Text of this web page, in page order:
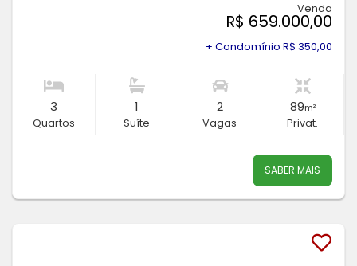
Venda
R$ 659.000,00
+ Condomínio R$ 350,00
3
Quartos
1
Suíte
2
Vagas
89m²
Privat.
SABER MAIS